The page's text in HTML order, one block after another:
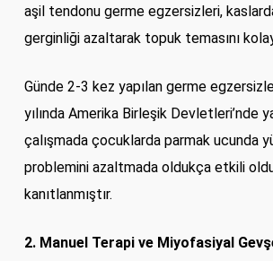
aşil tendonu germe egzersizleri,
gerginliği azaltarak topuk temasını
Günde 2-3 kez yapılan germe
yılında Amerika Birleşik Devletleri’nde
çalışmada çocuklarda parmak ucunda
problemini azaltmada oldukça etkili
kanıtlanmıştır.
2. Manuel Terapi ve Miyofasiyal